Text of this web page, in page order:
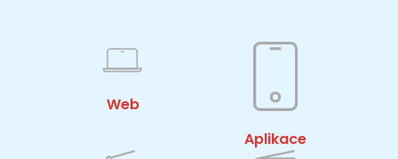
Web
Aplikace